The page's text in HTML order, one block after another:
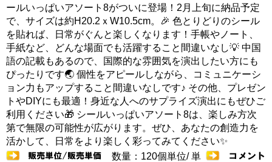
ールいっぱいアソート8がついに登場！2月上旬に納品予定
で、サイズは約H20.2ｘW10.5cm。🎉 色とりどりのシール
を貼れば、日常がぐんと楽しくなります！手帳やノート、
手紙など、どんな場面でも活躍すること間違いなし💡 中国
語の記載もあるので、国際的な雰囲気を演出したい方にも
ぴったりです🌏 個性をアピールしながら、コミュニケーシ
ョン力もアップすること間違いなしです♪ その他、プレゼン
トやDIYにも最適！身近な人へのサプライズ演出にもぜひご
利用ください🎁 シールいっぱいアソート8は、楽しみ方次
第で無限の可能性が広がります。ぜひ、あなたの創造力を
活かして、日常をより楽しく彩ってみてください✨
数量：120個単位/ 単